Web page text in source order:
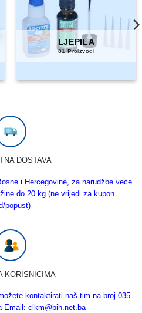
DOSTAVA
i Hercegovine, za narudžbe veće
do 20 kg (ne vrijedi za kupon
popust)
KORISNICIMA
kontaktirati naš tim na broj 035
Email: clkm@bih.net.ba